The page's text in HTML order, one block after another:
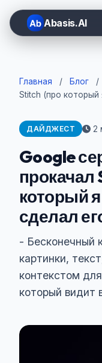
Abasis.AI
Главная / Блог /
Stitch (про который
ДАЙДЖЕСТ 2
Google
прокачал
который
сделал
- Бесконечный
картинки,
контекстом
который видит